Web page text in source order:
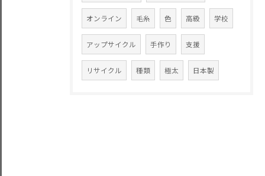
オンライン 毛糸 色 高級 学校
アップサイクル 手作り 支援
リサイクル 種類 極太 日本製